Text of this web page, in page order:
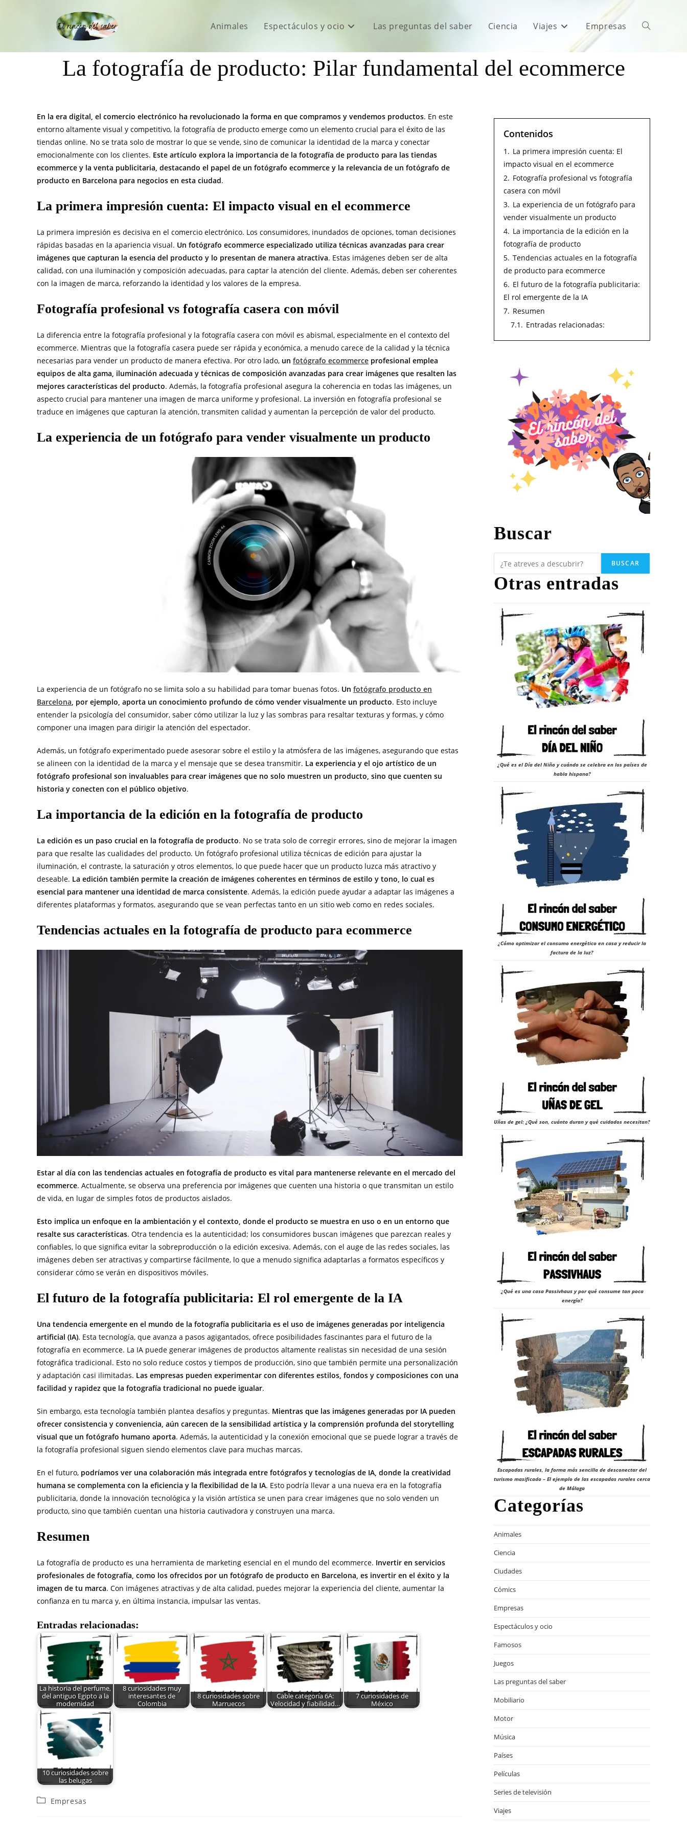
Animales Espectáculos y ocio Las preguntas del saber Ciencia Viajes Empresas
La fotografía de producto: Pilar fundamental del ecommerce
En la era digital, el comercio electrónico ha revolucionado la forma en que compramos y vendemos productos. En este
entorno altamente visual y competitivo, la fotografía de producto emerge como un elemento crucial para el éxito de las
tiendas online. No se trata solo de mostrar lo que se vende, sino de comunicar la identidad de la marca y conectar
emocionalmente con los clientes. Este artículo explora la importancia de la fotografía de producto para las tiendas
ecommerce y la venta publicitaria, destacando el papel de un fotógrafo ecommerce y la relevancia de un fotógrafo de
producto en Barcelona para negocios en esta ciudad.
La primera impresión cuenta: El impacto visual en el ecommerce
La primera impresión es decisiva en el comercio electrónico. Los consumidores, inundados de opciones, toman decisiones
rápidas basadas en la apariencia visual. Un fotógrafo ecommerce especializado utiliza técnicas avanzadas para crear
imágenes que capturan la esencia del producto y lo presentan de manera atractiva. Estas imágenes deben ser de alta
calidad, con una iluminación y composición adecuadas, para captar la atención del cliente. Además, deben ser coherentes
con la imagen de marca, reforzando la identidad y los valores de la empresa.
Fotografía profesional vs fotografía casera con móvil
La diferencia entre la fotografía profesional y la fotografía casera con móvil es abismal, especialmente en el contexto del
ecommerce. Mientras que la fotografía casera puede ser rápida y económica, a menudo carece de la calidad y la técnica
necesarias para vender un producto de manera efectiva. Por otro lado, un fotógrafo ecommerce profesional emplea
equipos de alta gama, iluminación adecuada y técnicas de composición avanzadas para crear imágenes que resalten las
mejores características del producto. Además, la fotografía profesional asegura la coherencia en todas las imágenes, un
aspecto crucial para mantener una imagen de marca uniforme y profesional. La inversión en fotografía profesional se
traduce en imágenes que capturan la atención, transmiten calidad y aumentan la percepción de valor del producto.
La experiencia de un fotógrafo para vender visualmente un producto
La experiencia de un fotógrafo no se limita solo a su habilidad para tomar buenas fotos. Un fotógrafo producto en
Barcelona, por ejemplo, aporta un conocimiento profundo de cómo vender visualmente un producto. Esto incluye
entender la psicología del consumidor, saber cómo utilizar la luz y las sombras para resaltar texturas y formas, y cómo
componer una imagen para dirigir la atención del espectador.
Además, un fotógrafo experimentado puede asesorar sobre el estilo y la atmósfera de las imágenes, asegurando que estas
se alineen con la identidad de la marca y el mensaje que se desea transmitir. La experiencia y el ojo artístico de un
fotógrafo profesional son invaluables para crear imágenes que no solo muestren un producto, sino que cuenten su
historia y conecten con el público objetivo.
La importancia de la edición en la fotografía de producto
La edición es un paso crucial en la fotografía de producto. No se trata solo de corregir errores, sino de mejorar la imagen
para que resalte las cualidades del producto. Un fotógrafo profesional utiliza técnicas de edición para ajustar la
iluminación, el contraste, la saturación y otros elementos, lo que puede hacer que un producto luzca más atractivo y
deseable. La edición también permite la creación de imágenes coherentes en términos de estilo y tono, lo cual es
esencial para mantener una identidad de marca consistente. Además, la edición puede ayudar a adaptar las imágenes a
diferentes plataformas y formatos, asegurando que se vean perfectas tanto en un sitio web como en redes sociales.
Tendencias actuales en la fotografía de producto para ecommerce
Estar al día con las tendencias actuales en fotografía de producto es vital para mantenerse relevante en el mercado del
ecommerce. Actualmente, se observa una preferencia por imágenes que cuenten una historia o que transmitan un estilo
de vida, en lugar de simples fotos de productos aislados.
Esto implica un enfoque en la ambientación y el contexto, donde el producto se muestra en uso o en un entorno que
resalte sus características. Otra tendencia es la autenticidad; los consumidores buscan imágenes que parezcan reales y
confiables, lo que significa evitar la sobreproducción o la edición excesiva. Además, con el auge de las redes sociales, las
imágenes deben ser atractivas y compartirse fácilmente, lo que a menudo significa adaptarlas a formatos específicos y
considerar cómo se verán en dispositivos móviles.
El futuro de la fotografía publicitaria: El rol emergente de la IA
Una tendencia emergente en el mundo de la fotografía publicitaria es el uso de imágenes generadas por inteligencia
artificial (IA). Esta tecnología, que avanza a pasos agigantados, ofrece posibilidades fascinantes para el futuro de la
fotografía en ecommerce. La IA puede generar imágenes de productos altamente realistas sin necesidad de una sesión
fotográfica tradicional. Esto no solo reduce costos y tiempos de producción, sino que también permite una personalización
y adaptación casi ilimitadas. Las empresas pueden experimentar con diferentes estilos, fondos y composiciones con una
facilidad y rapidez que la fotografía tradicional no puede igualar.
Sin embargo, esta tecnología también plantea desafíos y preguntas. Mientras que las imágenes generadas por IA pueden
ofrecer consistencia y conveniencia, aún carecen de la sensibilidad artística y la comprensión profunda del storytelling
visual que un fotógrafo humano aporta. Además, la autenticidad y la conexión emocional que se puede lograr a través de
la fotografía profesional siguen siendo elementos clave para muchas marcas.
En el futuro, podríamos ver una colaboración más integrada entre fotógrafos y tecnologías de IA, donde la creatividad
humana se complementa con la eficiencia y la flexibilidad de la IA. Esto podría llevar a una nueva era en la fotografía
publicitaria, donde la innovación tecnológica y la visión artística se unen para crear imágenes que no solo venden un
producto, sino que también cuentan una historia cautivadora y construyen una marca.
Resumen
La fotografía de producto es una herramienta de marketing esencial en el mundo del ecommerce. Invertir en servicios
profesionales de fotografía, como los ofrecidos por un fotógrafo de producto en Barcelona, es invertir en el éxito y la
imagen de tu marca. Con imágenes atractivas y de alta calidad, puedes mejorar la experiencia del cliente, aumentar la
confianza en tu marca y, en última instancia, impulsar las ventas.
Entradas relacionadas:
La historia del perfume,
del antiguo Egipto a la
modernidad
8 curiosidades muy
interesantes de
Colombia
8 curiosidades sobre
Marruecos
Cable categoría 6A:
Velocidad y fiabilidad…
7 curiosidades de
México
10 curiosidades sobre
las belugas
Empresas
Contenidos
1. La primera impresión cuenta: El
impacto visual en el ecommerce
2. Fotografía profesional vs fotografía
casera con móvil
3. La experiencia de un fotógrafo para
vender visualmente un producto
4. La importancia de la edición en la
fotografía de producto
5. Tendencias actuales en la fotografía
de producto para ecommerce
6. El futuro de la fotografía publicitaria:
El rol emergente de la IA
7. Resumen
7.1. Entradas relacionadas:
Buscar
BUSCAR
Otras entradas
¿Qué es el Día del Niño y cuándo se celebra en los países de
habla hispana?
¿Cómo optimizar el consumo energético en casa y reducir la
factura de la luz?
Uñas de gel: ¿Qué son, cuánto duran y qué cuidados necesitan?
¿Qué es una casa Passivhaus y por qué consume tan poca
energía?
Escapadas rurales, la forma más sencilla de desconectar del
turismo masificado – El ejemplo de las escapadas rurales cerca
de Málaga
Categorías
Animales
Ciencia
Ciudades
Cómics
Empresas
Espectáculos y ocio
Famosos
Juegos
Las preguntas del saber
Mobiliario
Motor
Música
Países
Películas
Series de televisión
Viajes